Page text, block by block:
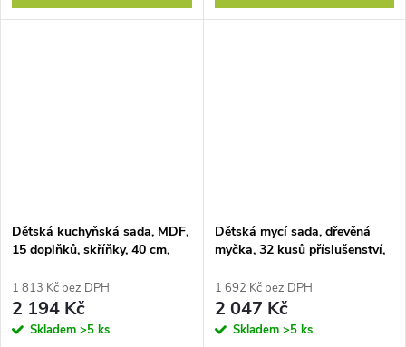
Dětská kuchyňská sada, MDF,
15 doplňků, skříňky, 40 cm,
1 813 Kč bez DPH
2 194 Kč
Skladem >5 ks
Dětská mycí sada, dřevěná
myčka, 32 kusů příslušenství,
modrá
1 692 Kč bez DPH
2 047 Kč
Skladem >5 ks